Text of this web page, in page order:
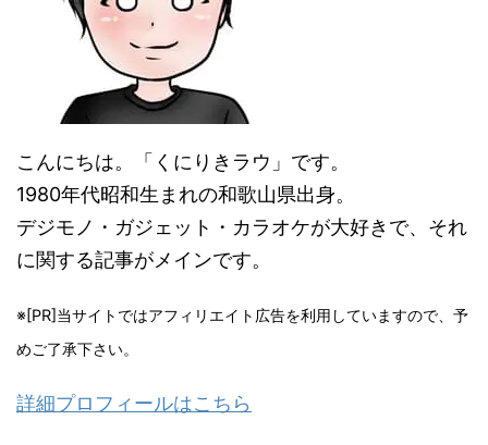
こんにちは。「くにりきラウ」です。
1980年代昭和生まれの和歌山県出身。
デジモノ・ガジェット・カラオケが大好きで、それ
に関する記事がメインです。
※[PR]当サイトではアフィリエイト広告を利用していますので、予
めご了承下さい。
詳細プロフィールはこちら